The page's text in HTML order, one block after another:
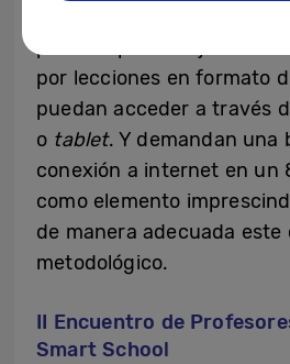
por lecciones en formato
puedan acceder a través
o tablet. Y demandan una
conexión a internet en un
como elemento
de manera adecuada este
metodológico.
II Encuentro de
Smart School